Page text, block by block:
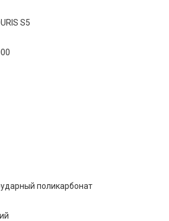
S5
поликарбонат